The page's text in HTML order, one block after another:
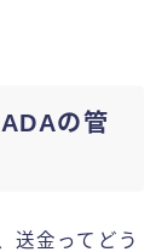
の管
送金ってどう